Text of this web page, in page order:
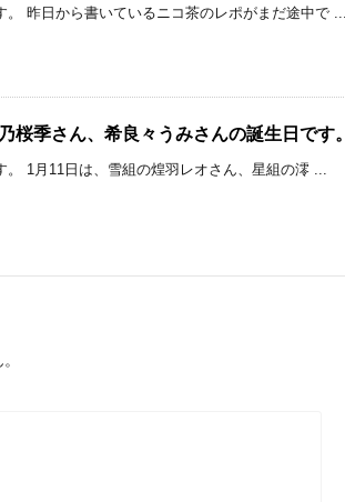
昨日から書いているニコ茶のレポがまだ途中で ...
桜季さん、希良々うみさんの誕生日です。
1月11日は、雪組の煌羽レオさん、星組の澪 ...